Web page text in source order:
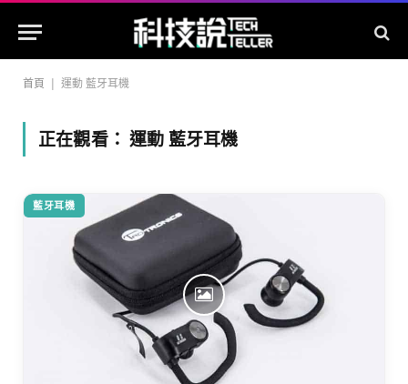
首頁 運動 藍牙耳機
正在觀看：運動 藍牙耳機
藍牙耳機